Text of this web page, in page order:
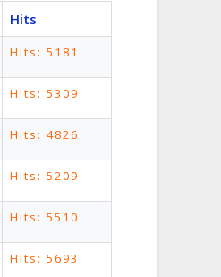
Hits
Hits: 5181
Hits: 5309
Hits: 4826
Hits: 5209
Hits: 5510
Hits: 5693